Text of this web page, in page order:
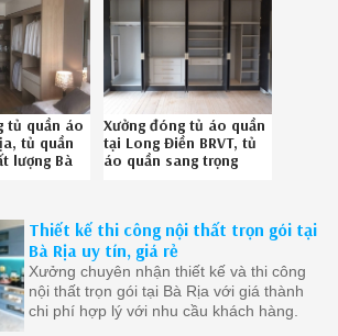
tủ quần áo
tủ quần
lượng Bà
Xưởng đóng tủ áo quần
tại Long Điền BRVT, tủ
áo quần sang trọng
Thiết kế thi công nội thất trọn gói tại
Bà Rịa uy tín, giá rẻ
Xưởng chuyên nhận thiết kế và thi công
nội thất trọn gói tại Bà Rịa với giá thành
chi phí hợp lý với nhu cầu khách hàng.